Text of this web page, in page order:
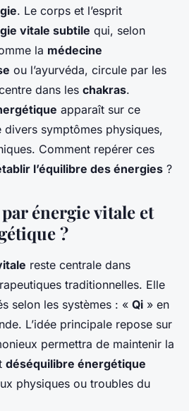
. Le corps et l’esprit
vitale subtile qui, selon
la médecine
ou l’ayurvéda, circule par les
dans les chakras.
apparaît sur ce
divers symptômes physiques,
Comment repérer ces
l’équilibre des énergies ?
énergie vitale et
?
reste centrale dans
traditionnelles. Elle
selon les systèmes : « Qi » en
L’idée principale repose sur
permettra de maintenir la
déséquilibre énergétique
physiques ou troubles du